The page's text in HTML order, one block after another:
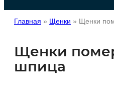
Главная » Щенки » Щенки
Щенки
шпица